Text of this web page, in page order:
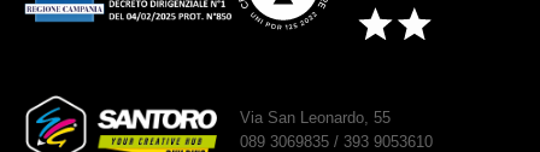
Via San Leonardo, 55
089 3069835 / 393 9053610